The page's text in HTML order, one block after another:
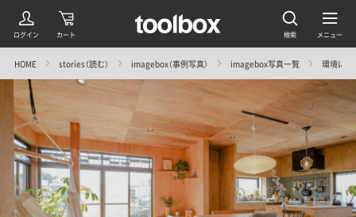
HOME stories（読む） imagebox（事例写真） imagebox写真一覧 環境に